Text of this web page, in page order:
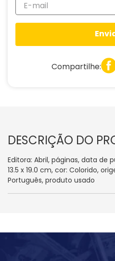
Compartilhe:
DESCRIÇÃO DO
Editora: Abril, páginas, data de
13.5 x 19.0 cm, cor: Colorido,
Português, produto usado